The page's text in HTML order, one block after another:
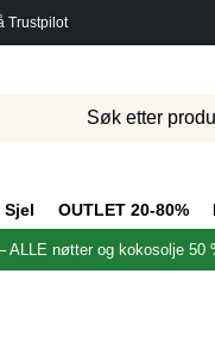
Trustpilot
Sjel OUTLET 20-80%
ALLE nøtter og kokosolje 50